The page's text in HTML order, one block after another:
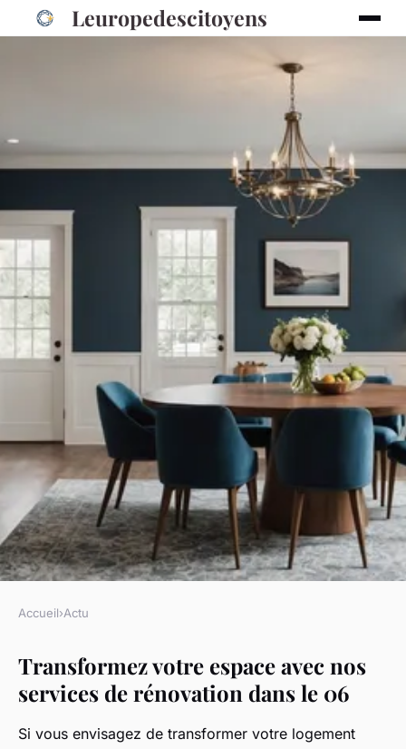
Leuropedescitoyens
Transformez votre espace avec
nos services de rénovation
dans le 06
Accueil›Actu
Transformez votre espace avec nos
services de rénovation dans le 06
Si vous envisagez de transformer votre logement